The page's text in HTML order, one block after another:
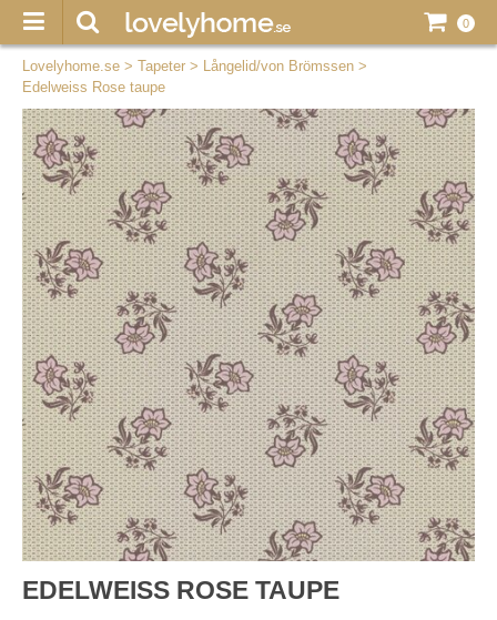
0
Lovelyhome.se > Tapeter > Långelid/von Brömssen >
Edelweiss Rose taupe
EDELWEISS ROSE TAUPE